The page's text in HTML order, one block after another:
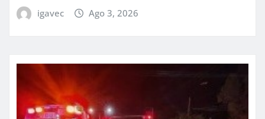
igavec Ago 3, 2026